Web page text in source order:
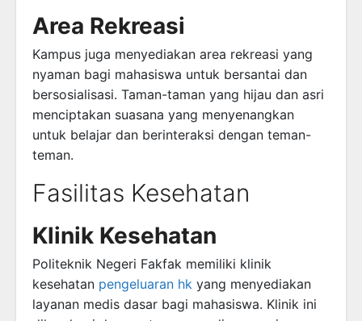
Area Rekreasi
Kampus juga menyediakan area rekreasi yang
nyaman bagi mahasiswa untuk bersantai dan
bersosialisasi. Taman-taman yang hijau dan asri
menciptakan suasana yang menyenangkan
untuk belajar dan berinteraksi dengan teman-
teman.
Fasilitas Kesehatan
Klinik Kesehatan
Politeknik Negeri Fakfak memiliki klinik
kesehatan pengeluaran hk yang menyediakan
layanan medis dasar bagi mahasiswa. Klinik ini